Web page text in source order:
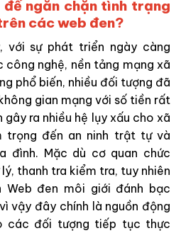
ngăn chặn tình trạng
các web đen?
với sự phát triển ngày càng
công nghệ, nền tảng mạng xã
phổ biến, nhiều đối tượng đã
gian mạng với số tiền rất
ra nhiều hệ lụy xấu cho xã
trọng đến an ninh trật tự và
đình. Mặc dù cơ quan chức
thanh tra kiểm tra, tuy nhiên
Web đen môi giới đánh bạc
vậy đây chính là nguồn động
các đối tượng tiếp tục thực